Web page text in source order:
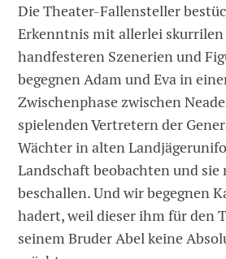
Die Theater-Fallensteller
Erkenntnis mit allerlei skurrilen
handfesteren Szenerien und
begegnen Adam und Eva in
Zwischenphase zwischen
spielenden Vertretern der
Wächter in alten
Landschaft beobachten und
beschallen. Und wir begegnen
hadert, weil dieser ihm für den
seinem Bruder Abel keine